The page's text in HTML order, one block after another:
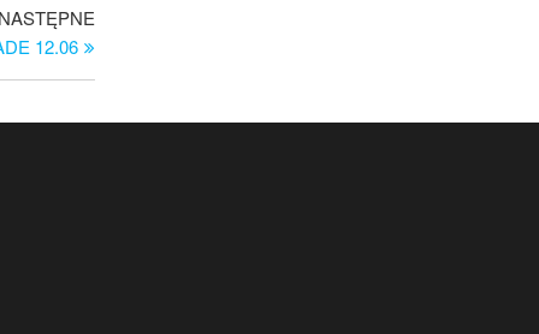
Następny
wpis
NASTĘPNE
12.06